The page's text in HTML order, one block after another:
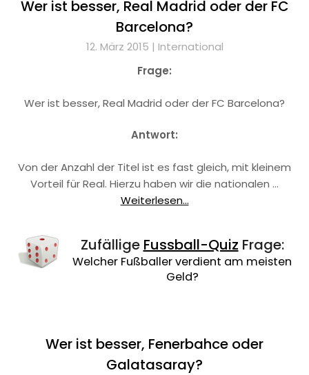
Wer ist besser, Real Madrid oder der FC
Barcelona?
12. März 2015 | International
Frage:
Wer ist besser, Real Madrid oder der FC Barcelona?
Antwort:
Von der Anzahl der Titel ist es fast gleich, mit kleinem
Vorteil für Real. Hierzu haben wir die nationalen …
Weiterlesen...
Zufällige Fussball-Quiz Frage:
Welcher Fußballer verdient am meisten
Geld?
Wer ist besser, Fenerbahce oder
Galatasaray?